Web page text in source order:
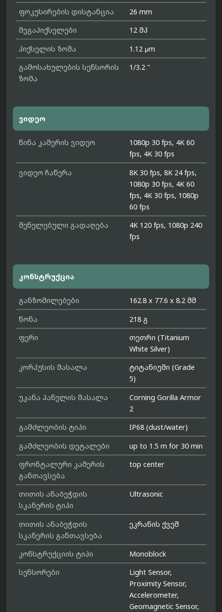
ფოკუსირების დისტანცია
26 mm
მეგაპიქსელები
12 მპ
პიქსელის ზომა
1.12 μm
გამოსახულების სენსორის
ზომა
1/3.2 "
ვიდეო
წინა კამერის ვიდეო
1080p 30 fps, 4K 60
fps, 4K 30 fps
ვიდეო ჩაწერა
8K 30 fps, 8K 24 fps,
1080p 30 fps, 4K 60
fps, 4K 30 fps, 1080p
60 fps
შენელებული გადაღება
4K 120 fps, 1080p 240
fps
კონსტრუქცია
განზომილებები
162.8 x 77.6 x 8.2 მმ
წონა
218 გ
ფერი
თეთრი (Titanium
White Silver)
კორპუსის მასალა
ტიტანიუმი (Grade
5)
უკანა პანელის მასალა
Corning Gorilla Armor
2
გამძლეობის ტიპი
IP68 (dust/water)
გამძლეობის დეტალები
up to 1.5 m for 30 min
ფრონტალური კამერის
განთავსება
top center
თითის ანაბეჭდის
სკანერის ტიპი
Ultrasonic
თითის ანაბეჭდის
სკანერის განთავსება
ეკრანის ქვეშ
კონსტრუქციის ტიპი
Monoblock
სენსორები
Light Sensor,
Proximity Sensor,
Accelerometer,
Geomagnetic Sensor,